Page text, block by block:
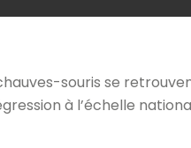
souris se
à l’échelle